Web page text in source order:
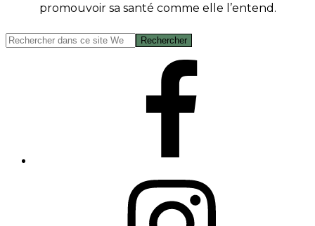
promouvoir sa santé comme elle l’entend.
Rechercher